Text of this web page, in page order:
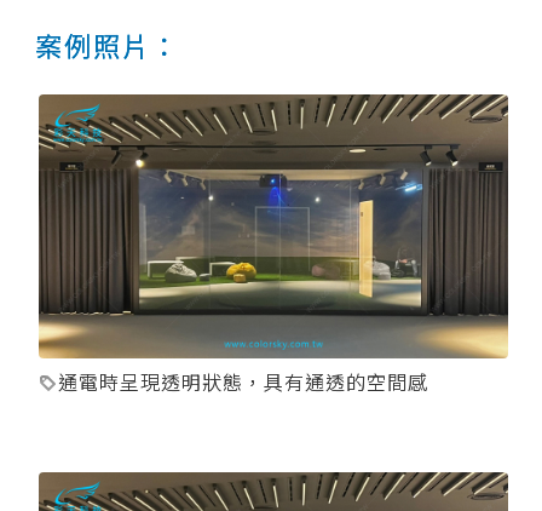
案例照片：
通電時呈現透明狀態，具有通透的空間感